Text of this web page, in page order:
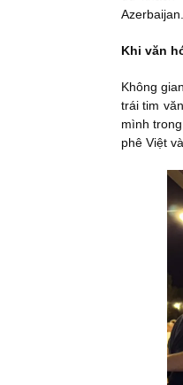
Azerbaijan.
Khi văn
Không
trái tim
mình
phê Việt